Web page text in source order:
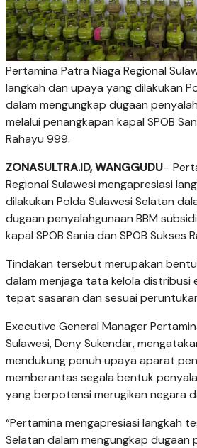
Pertamina Patra Niaga Regional
langkah dan upaya yang dilakukan
dalam mengungkap dugaan
melalui penangkapan kapal SPOB
Rahayu 999.
ZONASULTRA.ID, WANGGUDU–
Regional Sulawesi mengapresiasi
dilakukan Polda Sulawesi Selatan
dugaan penyalahgunaan BBM
kapal SPOB Sania dan SPOB Sukses
Tindakan tersebut merupakan
dalam menjaga tata kelola distribusi
tepat sasaran dan sesuai
Executive General Manager
Sulawesi, Deny Sukendar,
mendukung penuh upaya aparat
memberantas segala bentuk
yang berpotensi merugikan negara
“Pertamina mengapresiasi langkah
Selatan dalam mengungkap dugaan